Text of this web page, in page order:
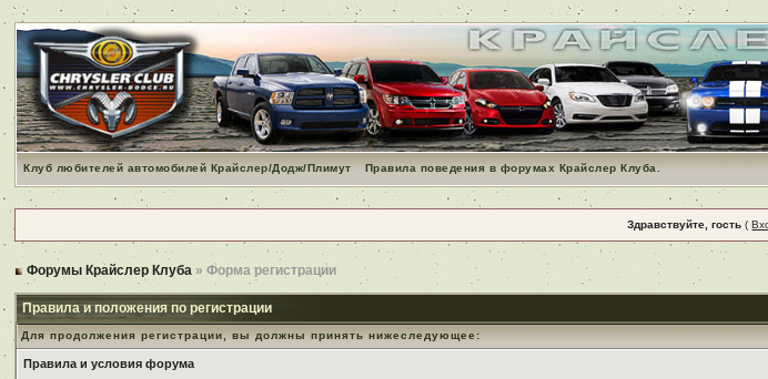
Клуб любителей автомобилей Крайслер/Додж/Плимут Правила поведения в форумах Крайслер Клуба.
Здравствуйте, гость (
Форумы Крайслер Клуба » Форма регистрации
Правила и положения по регистрации
Для продолжения регистрации, вы должны принять нижеследующее:
Правила и условия форума